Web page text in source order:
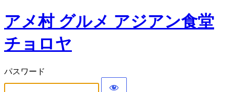
アメ村 グルメ アジアン食堂
チョロヤ
パスワード